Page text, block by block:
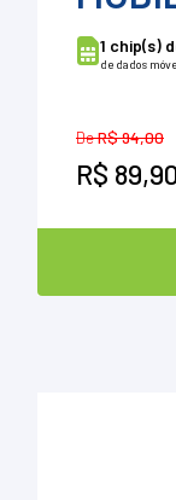
1 chip(s)
de dados
DeR$ 94,00
R$